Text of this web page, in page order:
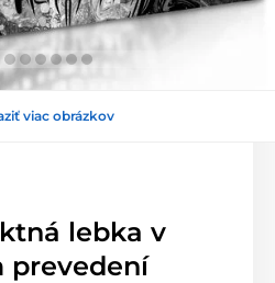
viac obrázkov
lebka v
prevedení